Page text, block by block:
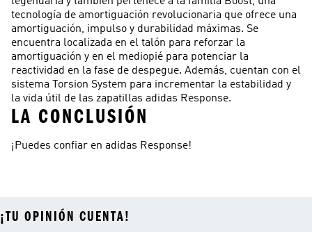
tecnología de amortiguación revolucionaria que ofrece una
amortiguación, impulso y durabilidad máximas. Se
encuentra localizada en el talón para reforzar la
amortiguación y en el mediopié para potenciar la
reactividad en la fase de despegue. Además, cuentan con el
sistema Torsion System para incrementar la estabilidad y
la vida útil de las zapatillas adidas Response.
LA CONCLUSIÓN
¡Puedes confiar en adidas Response!
¡TU OPINIÓN CUENTA!